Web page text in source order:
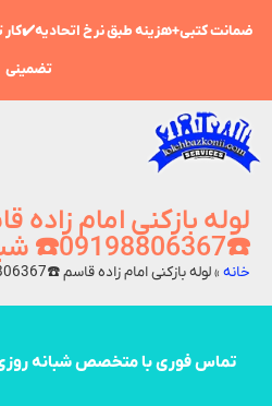
ضمانت کتبی+هزینه طبق نرخ اتحادیه✔️کار
تضمینی
لوله بازکنی امام زاده
☎️09198806367☎️ شبانه روزی
خانه»لوله بازکنی امام زاده قاسم ☎️09198806367☎️ شبانه روزی
تماس فوری با متخصص شبانه روزی